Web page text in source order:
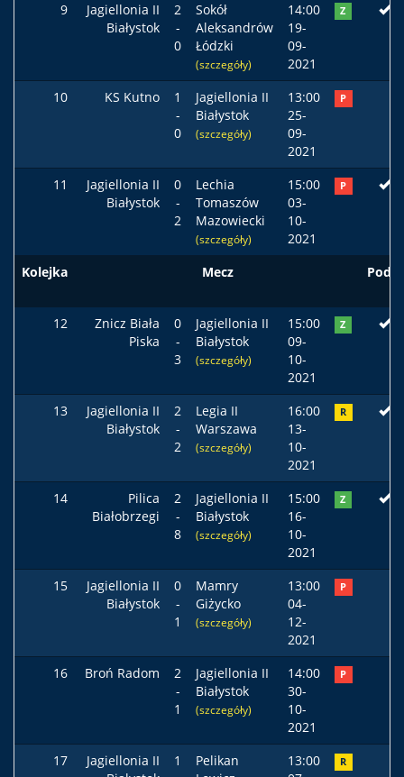
9
Jagiellonia II
Białystok
2
-
0
Sokół
Aleksandrów
Łódzki
(szczegóły)
14:00
19-
09-
2021
Z
10 KS Kutno
1
-
0
Jagiellonia II
Białystok
(szczegóły)
13:00
25-
09-
2021
P
11
Jagiellonia II
Białystok
0
-
2
Lechia
Tomaszów
Mazowiecki
(szczegóły)
15:00
03-
10-
2021
P
Kolejka Mecz Podst
12
Znicz Biała
Piska
0
-
3
Jagiellonia II
Białystok
(szczegóły)
15:00
09-
10-
2021
Z
13
Jagiellonia II
Białystok
2
-
2
Legia II
Warszawa
(szczegóły)
16:00
13-
10-
2021
R
14
Pilica
Białobrzegi
2
-
8
Jagiellonia II
Białystok
(szczegóły)
15:00
16-
10-
2021
Z
15
Jagiellonia II
Białystok
0
-
1
Mamry
Giżycko
(szczegóły)
13:00
04-
12-
2021
P
16 Broń Radom
2
-
1
Jagiellonia II
Białystok
(szczegóły)
14:00
30-
10-
2021
P
17
Jagiellonia II
1
Pelikan
13:00
R